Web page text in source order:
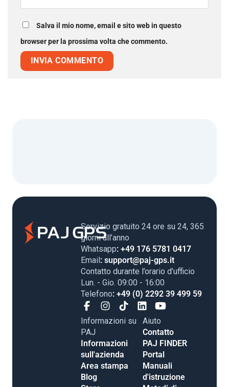
Salva il mio nome, email e sito web in questo
browser per la prossima volta che commento.
Servizio gratuito 24 ore su 24, 365
giorni all’anno
Whatsapp: +49 176 5781 0417
Email: support@paj-gps.it
Contatto durante l’orario d’ufficio
Lun. - Gio. 09:00 - 16:00
Telefono: +49 (0) 2292 39 499 59
Informazioni su
PAJ
Informazioni
sull'azienda
Area stampa
Blog
Aiuto
Contatto
PAJ FINDER
Portal
Manuali
d'istruzione